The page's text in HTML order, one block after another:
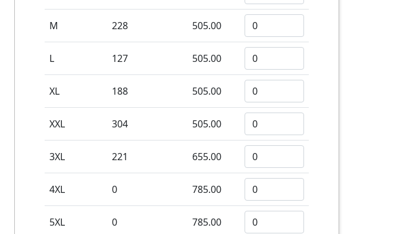
M 228 505.00
L 127 505.00
XL 188 505.00
XXL 304 505.00
3XL 221 655.00
4XL 0 785.00
5XL 0 785.00